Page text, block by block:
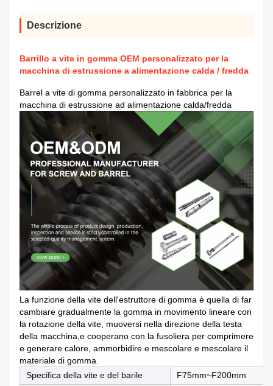
Descrizione
Barrillo a vite in gomma OEM personalizzato per la
macchina di estrussione a alimentazione calda / fredda
Barrel a vite di gomma personalizzato in fabbrica per la
macchina di estrussione ad alimentazione calda/fredda
La funzione della vite dell'estruttore di gomma è quella di far
cambiare gradualmente la gomma in movimento lineare con
la rotazione della vite, muoversi nella direzione della testa
della macchina,e cooperano con la fusoliera per comprimere
e generare calore, ammorbidire e mescolare e mescolare il
materiale di gomma.
Specifica della vite e del barile
F75mm~F200mm